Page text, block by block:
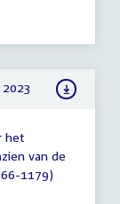
het
van de
1179)